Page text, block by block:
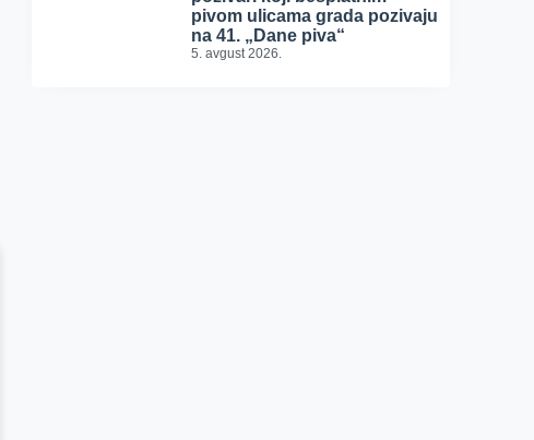
pivom ulicama grada pozivaju
na 41. „Dane piva“
5. avgust 2026.